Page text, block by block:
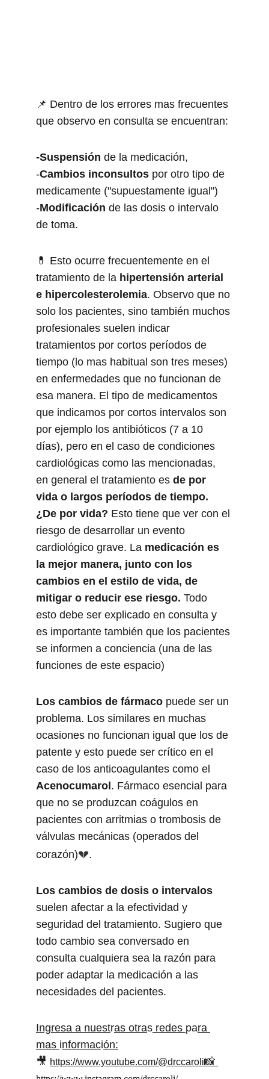
📌 Dentro de los errores mas frecuentes
que observo en consulta se encuentran:
-Suspensión de la medicación,
-Cambios inconsultos por otro tipo de
medicamente ("supuestamente igual")
-Modificación de las dosis o intervalo
de toma.
💊 Esto ocurre frecuentemente en el
tratamiento de la hipertensión arterial
e hipercolesterolemia. Observo que no
solo los pacientes, sino también muchos
profesionales suelen indicar
tratamientos por cortos períodos de
tiempo (lo mas habitual son tres meses)
en enfermedades que no funcionan de
esa manera. El tipo de medicamentos
que indicamos por cortos intervalos son
por ejemplo los antibióticos (7 a 10
días), pero en el caso de condiciones
cardiológicas como las mencionadas,
en general el tratamiento es de por
vida o largos períodos de tiempo.
¿De por vida? Esto tiene que ver con el
riesgo de desarrollar un evento
cardiológico grave. La medicación es
la mejor manera, junto con los
cambios en el estilo de vida, de
mitigar o reducir ese riesgo. Todo
esto debe ser explicado en consulta y
es importante también que los pacientes
se informen a conciencia (una de las
funciones de este espacio)
Los cambios de fármaco puede ser un
problema. Los similares en muchas
ocasiones no funcionan igual que los de
patente y esto puede ser crítico en el
caso de los anticoagulantes como el
Acenocumarol . Fármaco esencial para
que no se produzcan coágulos en
pacientes con arritmias o trombosis de
válvulas mecánicas (operados del
corazón)💔.
Los cambios de dosis o intervalos
suelen afectar a la efectividad y
seguridad del tratamiento. Sugiero que
todo cambio sea conversado en
consulta cualquiera sea la razón para
poder adaptar la medicación a las
necesidades del pacientes.
Ingresa a nuestras otras redes para
mas información:
🎥 https://www.youtube.com/@drccaroli📸